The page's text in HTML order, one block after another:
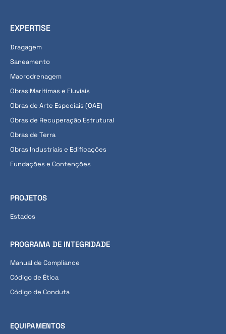
EXPERTISE
Dragagem
Saneamento
Macrodrenagem
Obras Marítimas e Fluviais
Obras de Arte Especiais (OAE)
Obras de Recuperação Estrutural
Obras de Terra
Obras Industriais e Edificações
Fundações e Contenções
PROJETOS
Estados
PROGRAMA DE INTEGRIDADE
Manual de Compliance
Código de Ética
Código de Conduta
EQUIPAMENTOS